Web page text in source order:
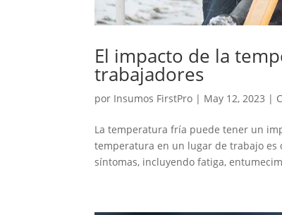
El impacto de la
trabajadores
por Insumos FirstPro | May 12, 2023 |
La temperatura fría puede tener un
temperatura en un lugar de trabajo es
síntomas, incluyendo fatiga,